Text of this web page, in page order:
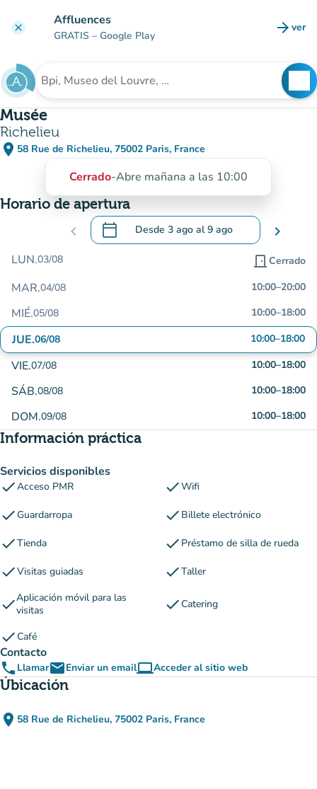
clear Affluences
GRATIS – Google Play arrow_forward ver
Buscar un establecimiento
Musée
Richelieu
place 58 Rue de Richelieu, 75002 Paris, France
(abrir en Google Maps)
(nueva pestaña)
Cerrado-Abre mañana a las 10:00
Horario de apertura
chevron_left calendar_today Desde 3 ago al9 ago
.Abra el calendario para cambiar las
chevron_right
LUN.03/08 door_front Cerrado
MAR.04/08 10:00–20:00
MIÉ.05/08 10:00–18:00
JUE.06/08 10:00–18:00
VIE.07/08 10:00–18:00
SÁB.08/08 10:00–18:00
DOM.09/08 10:00–18:00
Información práctica
Servicios disponibles
checkAcceso PMR checkWifi
checkGuardarropa check Billete electrónico
checkTienda check Préstamo de silla de rueda
checkVisitas guiadas checkTaller
checkAplicación móvil para las
visitas
checkCatering
checkCafé
Contacto
phone LlamaremailEnviar un emailcomputerAcceder al sitio web
(nueva pestaña)
Úbicación
place 58 Rue de Richelieu, 75002 Paris, France
(abrir en Google Maps)
(nueva pestaña)